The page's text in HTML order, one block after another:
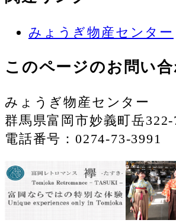
みょうぎ物産センター
このページのお問い
みょうぎ物産センター
群馬県富岡市妙義町岳322-
電話番号：0274-73-3991